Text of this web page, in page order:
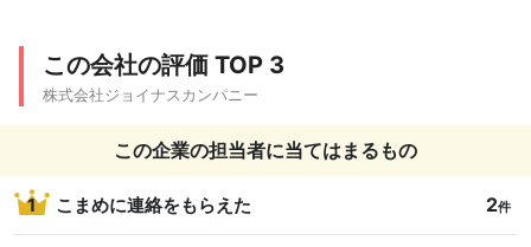
この会社の評価 TOP 3
株式会社ジョイナスカンパニー
この企業の担当者に当てはまるもの
1 こまめに連絡をもらえた 2件